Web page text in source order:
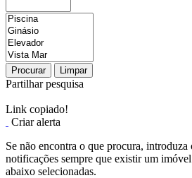
Procurar Limpar
Partilhar pesquisa
Link copiado!
Criar alerta
Se não encontra o que procura, introduza
notificações sempre que existir um
abaixo selecionadas.